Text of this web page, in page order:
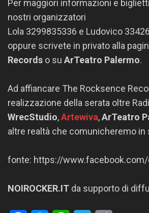
Per maggiori informazioni e
nostri organizzatori
Lola 3299835336 e Ludovico
oppure scrivete in privato alla
Records o su ArTeatro Palermo.
Ad affiancare The Rocksence
realizzazione della serata oltre
WrecStudio,Artewiva,ArTeatro
altre realtà che comunicheremo in
fonte: https://
NOIROCKER.IT da supporto di